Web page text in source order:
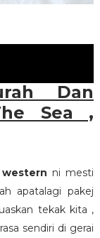
Dan
Sea ,
western ni mesti
apatalagi pakej
tekak kita ,
sendiri di gerai